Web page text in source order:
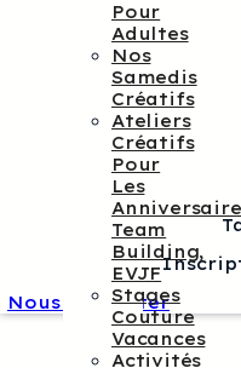
Pour
Adultes
Nos
Samedis
Créatifs
Ateliers
Créatifs
Pour
Les
Team
Building,
EVJF
Stages
Couture
Vacances
Activités
Nous contacter